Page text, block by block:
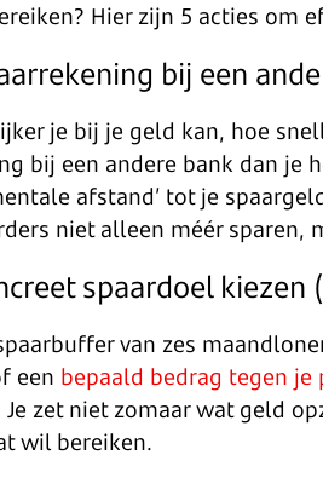
Hier zijn 5 acties om
bij een
je bij je geld kan, hoe
bij een andere bank dan je
afstand’ tot je
niet alleen méér sparen,
spaardoel kiezen
van zes
een bepaald bedrag tegen je
zet niet zomaar wat geld
wil bereiken.